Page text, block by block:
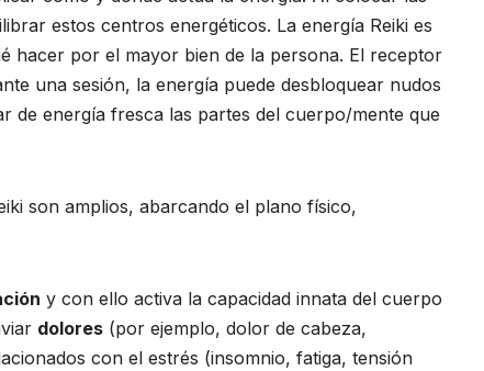
estos centros energéticos. La energía Reiki es
hacer por el mayor bien de la persona. El receptor
una sesión, la energía puede desbloquear nudos
de energía fresca las partes del cuerpo/mente que
son amplios, abarcando el plano físico,
y con ello activa la capacidad innata del cuerpo
dolores (por ejemplo, dolor de cabeza,
con el estrés (insomnio, fatiga, tensión